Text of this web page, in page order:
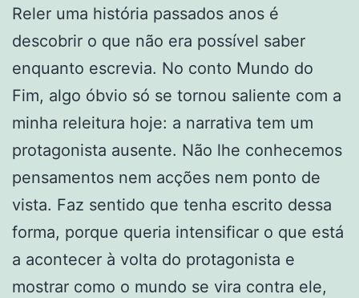
Reler uma história passados anos é
descobrir o que não era possível saber
enquanto escrevia. No conto Mundo do
Fim, algo óbvio só se tornou saliente com a
minha releitura hoje: a narrativa tem um
protagonista ausente. Não lhe conhecemos
pensamentos nem acções nem ponto de
vista. Faz sentido que tenha escrito dessa
forma, porque queria intensificar o que está
a acontecer à volta do protagonista e
mostrar como o mundo se vira contra ele,